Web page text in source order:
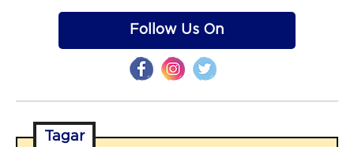
Follow Us On
Tagar